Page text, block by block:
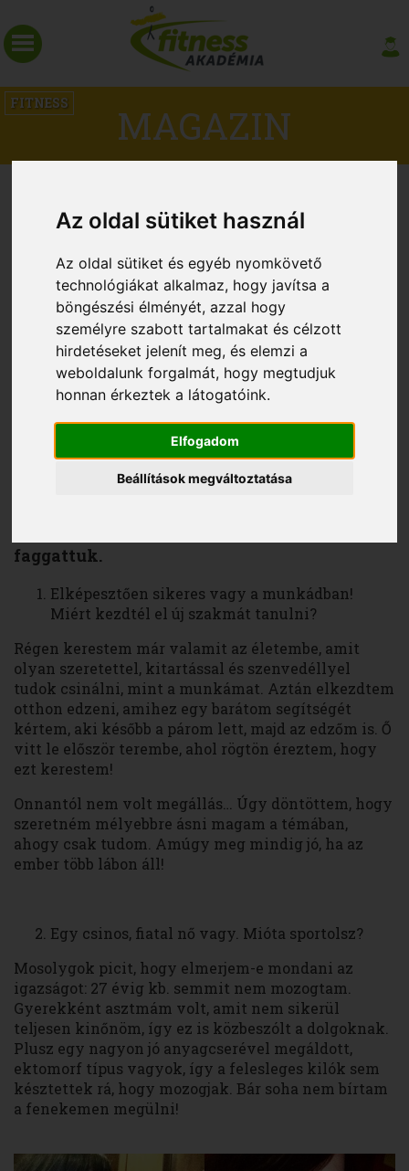
Az oldal sütiket használ
Az oldal sütiket és egyéb nyomkövető
technológiákat alkalmaz, hogy javítsa a
böngészési élményét, azzal hogy
személyre szabott tartalmakat és célzott
hirdetéseket jelenít meg, és elemzi a
weboldalunk forgalmát, hogy megtudjuk
honnan érkeztek a látogatóink.
Elfogadom
Beállítások megváltoztatása
FITNESS MAGAZIN
SZINKRON SZÍNÉSZNŐVEL
2016. augusztus 5.
faggattuk.
Elképesztően sikeres vagy a munkádban!
Miért kezdtél el új szakmát tanulni?
Régen kerestem már valamit az életembe, amit
olyan szeretettel, kitartással és szenvedéllyel
tudok csinálni, mint a munkámat. Aztán elkezdtem
otthon edzeni, amihez egy barátom segítségét
kértem, aki később a párom lett, majd az edzőm is. Ő
vitt le először terembe, ahol rögtön éreztem, hogy
ezt kerestem!
Onnantól nem volt megállás… Úgy döntöttem, hogy
szeretném mélyebbre ásni magam a témában,
ahogy csak tudom. Amúgy meg mindig jó, ha az
ember több lábon áll!
Egy csinos, fiatal nő vagy. Mióta sportolsz?
Mosolygok picit, hogy elmerjem-e mondani az
igazságot: 27 évig kb. semmit nem mozogtam.
Gyerekként asztmám volt, amit nem sikerül
teljesen kinőnöm, így ez is közbeszólt a dolgoknak.
Plusz egy nagyon jó anyagcserével megáldott,
ektomorf típus vagyok, így a felesleges kilók sem
késztettek rá, hogy mozogjak. Bár soha nem bírtam
a fenekemen megülni!